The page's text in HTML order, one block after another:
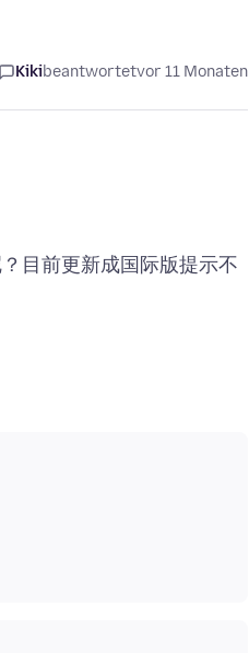
Kikibeantwortetvor 11 Monaten
目前更新成国际版提示不